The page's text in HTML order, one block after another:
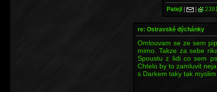
Patejl | |
re: Ostravské dýchánky
Omlouvam se ze sem
mimo. Takze za sebe
Spoustu z lidi co sem
Chtelo by to zamluvit
s Darkem taky tak